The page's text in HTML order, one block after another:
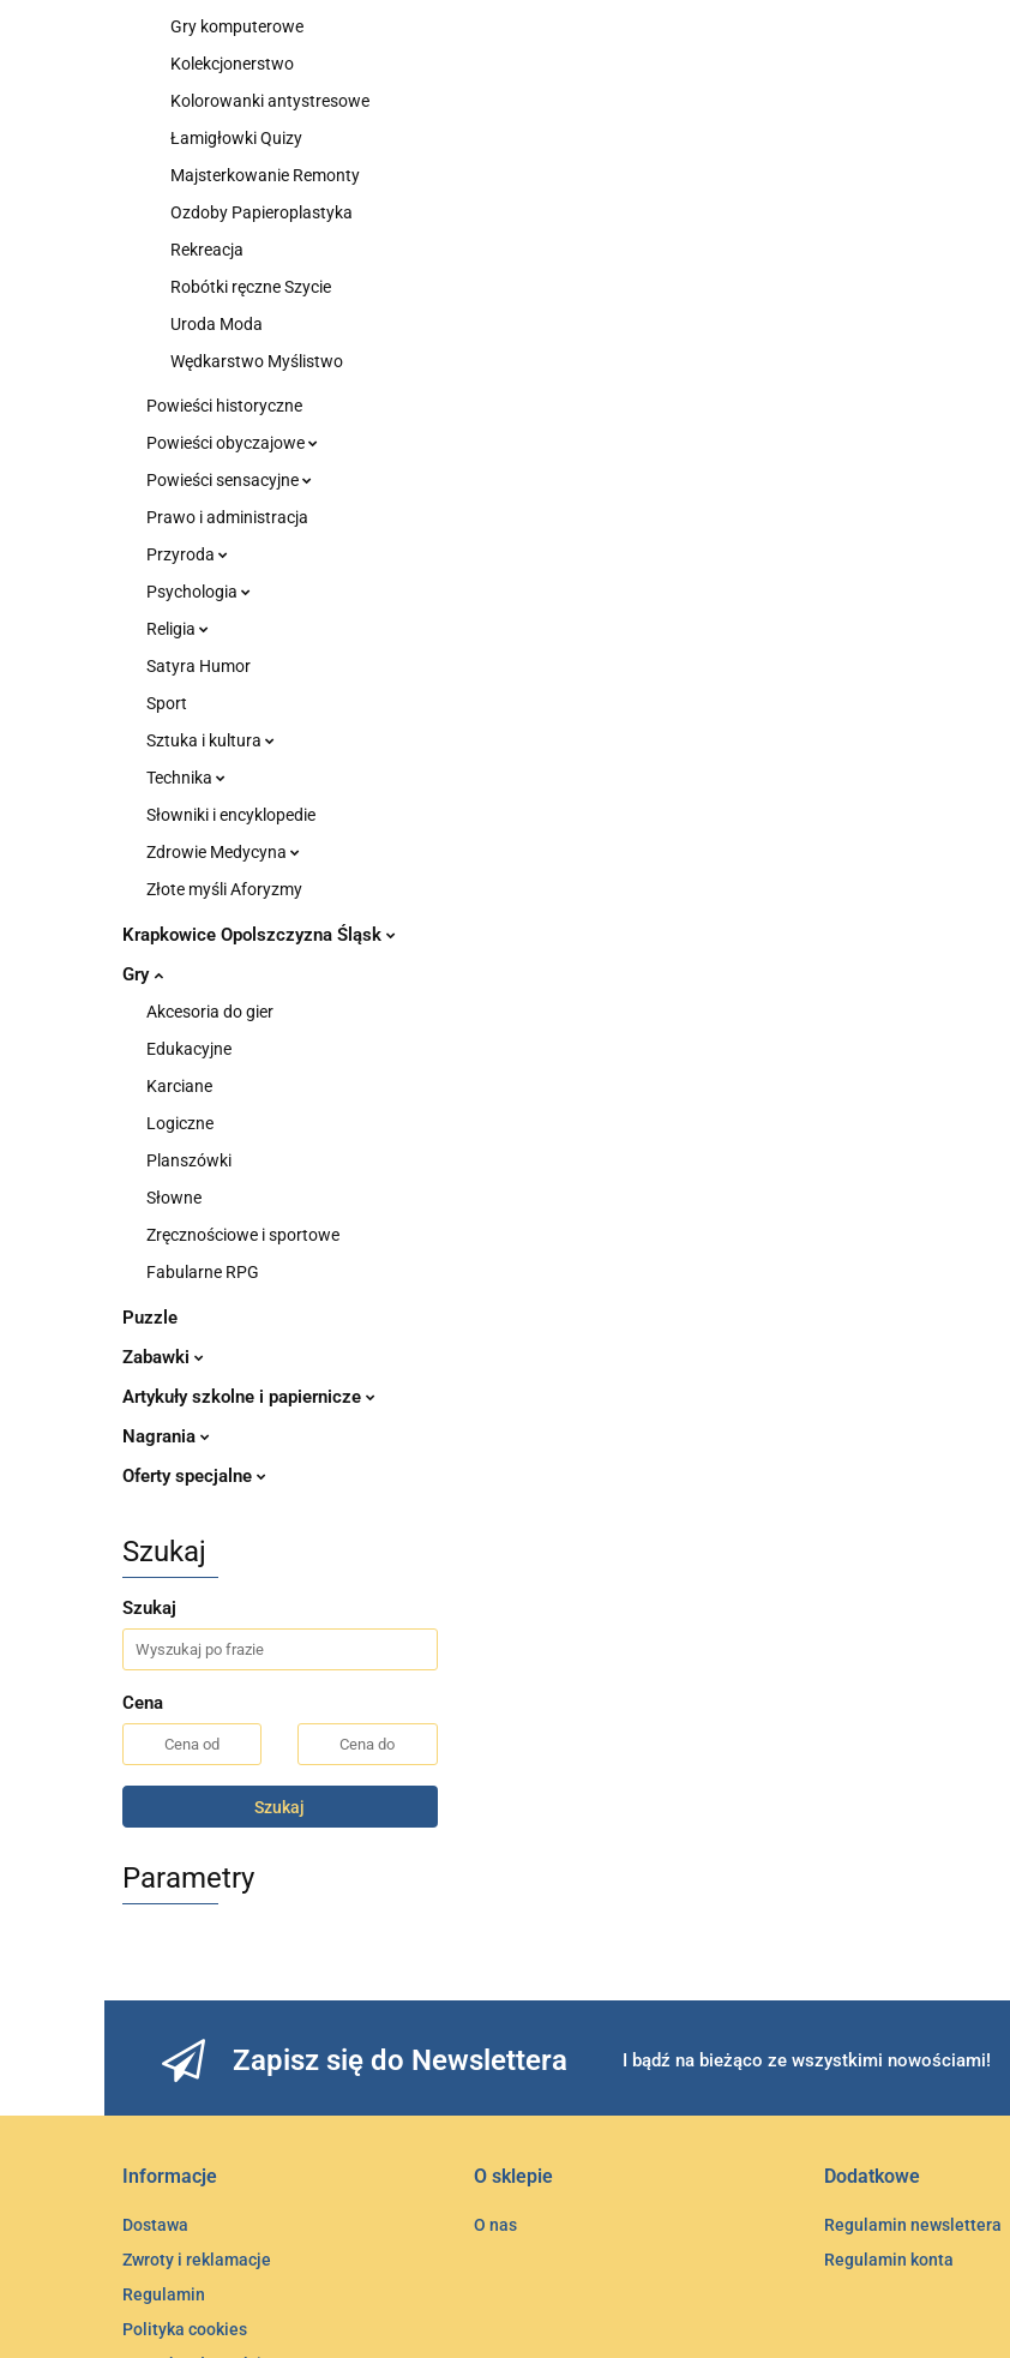
Gry komputerowe
Kolekcjonerstwo
Kolorowanki antystresowe
Łamigłowki Quizy
Majsterkowanie Remonty
Ozdoby Papieroplastyka
Rekreacja
Robótki ręczne Szycie
Uroda Moda
Wędkarstwo Myślistwo
Powieści historyczne
Powieści obyczajowe
Powieści sensacyjne
Prawo i administracja
Przyroda
Psychologia
Religia
Satyra Humor
Sport
Sztuka i kultura
Technika
Słowniki i encyklopedie
Zdrowie Medycyna
Złote myśli Aforyzmy
Krapkowice Opolszczyzna Śląsk
Gry
Akcesoria do gier
Edukacyjne
Karciane
Logiczne
Planszówki
Słowne
Zręcznościowe i sportowe
Fabularne RPG
Puzzle
Zabawki
Artykuły szkolne i papiernicze
Nagrania
Oferty specjalne
Szukaj
Szukaj
Cena
Szukaj
Parametry
Zapisz się do Newslettera I bądź na bieżąco ze wszystkimi nowościami!
Informacje
Dostawa
Zwroty i reklamacje
Regulamin
Polityka cookies
O sklepie
O nas
Dodatkowe
Regulamin newslettera
Regulamin konta